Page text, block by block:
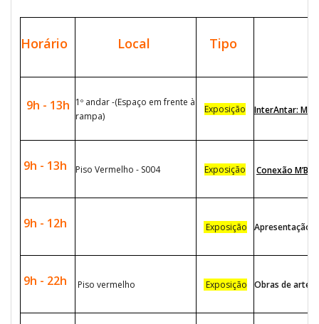
Horário Local Tipo
9h - 13h 1º andar -(Espaço em frente à
rampa)
Exposição InterAntar:
9h - 13h Piso Vermelho - S004 Exposição Conexão M’Boi
9h - 12h Exposição Apresentação
9h - 22h Piso vermelho Exposição Obras de arte